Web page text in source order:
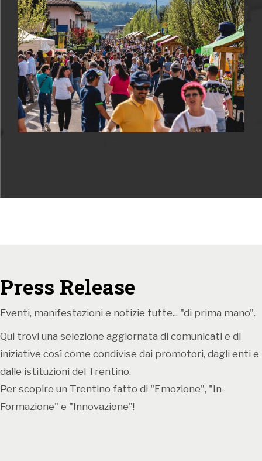
grande festa della fioritura e delle tradizioni agricole,
con il suo mercato florvivaistico, gli spettacoli
folkloristici, le degustazioni di prodotti tipici e le
attività per i più piccoli. Ideale per famiglie e per chi
voglia passare una giornata rilassante all’aria aperta.
Domenica invece aTassullosarà la volta di
Quattro Ville in fiore", la corsa non competitiva
natura e cultura.
sabato 12 e domenica 13 aprile a Mollaro (Comune di
Predaia)
Un weekend all’aria aperta tra prodotti tipici,
attività per i bambini, visite guidate e il
coloratissimo mercatino florvivaistico.
La 9^ edizione diFiorinda, manifestazione ideata
dalla Pro Loco di Taio per esaltare la peculiarità della
Press Release
Eventi, manifestazioni e notizie tutte... "di prima mano".
Qui trovi una selezione aggiornata di comunicati e di
iniziative così come condivise dai promotori, dagli enti e
dalle istituzioni del Trentino.
Per scopire un Trentino fatto di "Emozione", "In-
Formazione" e "Innovazione"!